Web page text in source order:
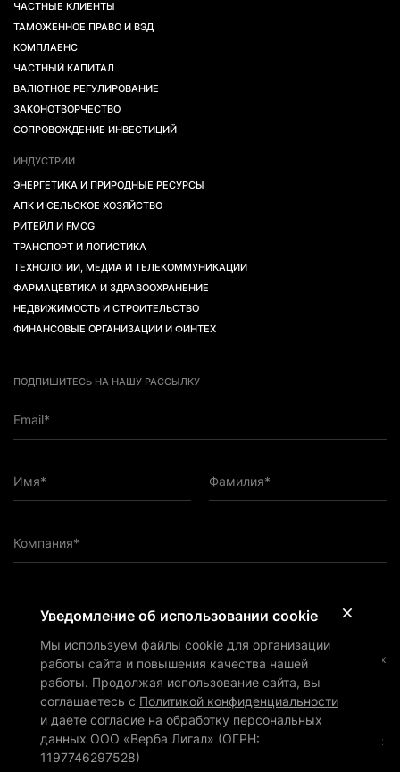
ЧАСТНЫЕ КЛИЕНТЫ
ТАМОЖЕННОЕ ПРАВО И ВЭД
КОМПЛАЕНС
ЧАСТНЫЙ КАПИТАЛ
ВАЛЮТНОЕ РЕГУЛИРОВАНИЕ
ЗАКОНОТВОРЧЕСТВО
СОПРОВОЖДЕНИЕ ИНВЕСТИЦИЙ
ИНДУСТРИИ
ЭНЕРГЕТИКА И ПРИРОДНЫЕ РЕСУРСЫ
АПК И СЕЛЬСКОЕ ХОЗЯЙСТВО
РИТЕЙЛ И FMCG
ТРАНСПОРТ И ЛОГИСТИКА
ТЕХНОЛОГИИ, МЕДИА И ТЕЛЕКОММУНИКАЦИИ
ФАРМАЦЕВТИКА И ЗДРАВООХРАНЕНИЕ
НЕДВИЖИМОСТЬ И СТРОИТЕЛЬСТВО
ФИНАНСОВЫЕ ОРГАНИЗАЦИИ И ФИНТЕХ
ПОДПИШИТЕСЬ НА НАШУ РАССЫЛКУ
Email*
Имя* Фамилия*
Компания*
Подтверждаю, что ознакомился сПолитикой
конфиденциальностии даю согласие на обработку персональных
данных ООО «Верба Лигал» (ОГРН: 1197746297528) в
соответствии с ней
Подтверждаю, что согласен на получение маркетинговых и иных
информационных материалов от ООО «Верба Лигал» (ОГРН:
1197746297528) по электронной почте и обработку персональных
данных для этой цели как описано в
Уведомление об использовании cookie
Мы используем файлы cookie для организации
работы сайта и повышения качества нашей
работы. Продолжая использование сайта, вы
соглашаетесь с Политикой конфиденциальности
и даете согласие на обработку персональных
данных ООО «Верба Лигал» (ОГРН:
1197746297528)